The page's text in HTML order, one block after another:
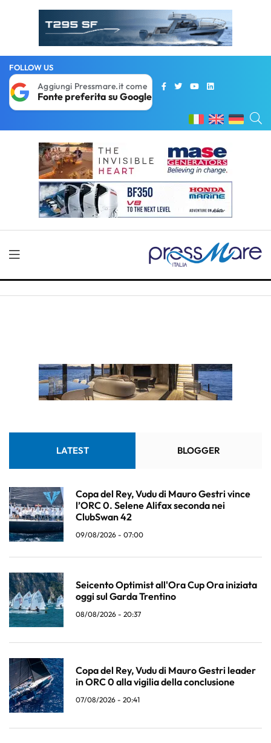
FOLLOW US
Aggiungi Pressmare.it come
Fonte preferita su Google
LATEST BLOGGER
Copa del Rey, Vudu di Mauro Gestri vince
l’ORC 0. Selene Alifax seconda nei
ClubSwan 42
09/08/2026 - 07:00
Seicento Optimist all'Ora Cup Ora iniziata
oggi sul Garda Trentino
08/08/2026 - 20:37
Copa del Rey, Vudu di Mauro Gestri leader
in ORC 0 alla vigilia della conclusione
07/08/2026 - 20:41